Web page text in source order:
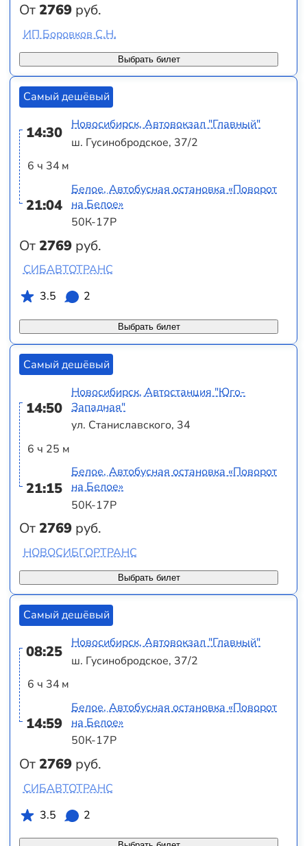
От2769 руб.
Выбрать билет
ИП Боровков С.Н.
Самый дешёвый
14:30
6 ч 34 м
21:04
От2769 руб.
Новосибирск, Автовокзал "Главный"
ш. Гусинобродское, 37/2
Белое, Автобусная остановка «Поворот
на Белое»
50К-17Р
Выбрать билет
СИБАВТОТРАНС
3.5
2
Самый дешёвый
14:50
6 ч 25 м
21:15
От2769 руб.
Новосибирск, Автостанция "Юго-
Западная"
ул. Станиславского, 34
Белое, Автобусная остановка «Поворот
на Белое»
50К-17Р
Выбрать билет
НОВОСИБГОРТРАНС
Самый дешёвый
08:25
6 ч 34 м
14:59
От2769 руб.
Новосибирск, Автовокзал "Главный"
ш. Гусинобродское, 37/2
Белое, Автобусная остановка «Поворот
на Белое»
50К-17Р
СИБАВТОТРАНС
3.5
2